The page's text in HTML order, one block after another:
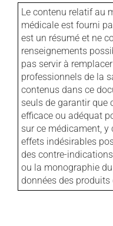
Le contenu relatif au
médicale est fourni
est un résumé et ne
renseignements
pas servir à
professionnels de la
contenus dans ce
seuls de garantir que
efficace ou adéquat
sur ce médicament,
effets indésirables
des contre-
ou la monographie
données des produits